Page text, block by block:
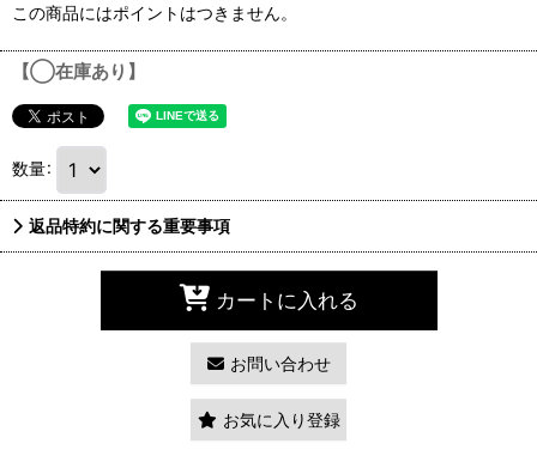
この商品にはポイントはつきません。
【◯在庫あり】
数量:
返品特約に関する重要事項
カートに入れる
お問い合わせ
お気に入り登録